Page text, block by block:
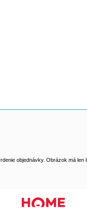
objednávky. Obrázok má len